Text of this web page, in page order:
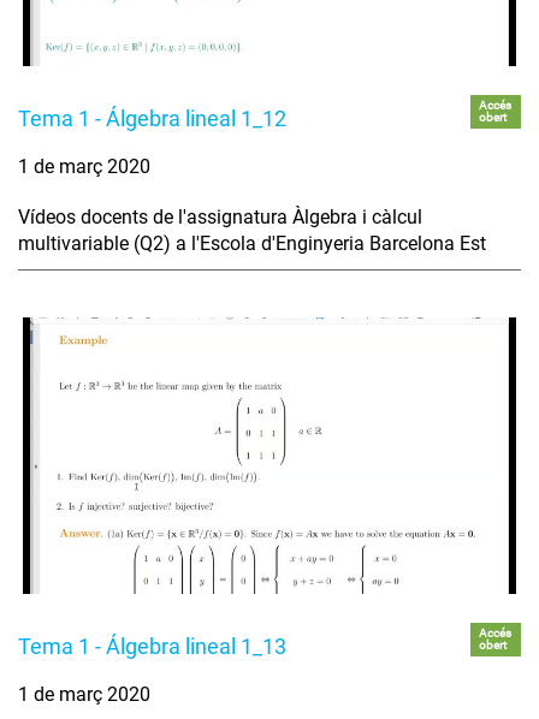
Tema 1 - Álgebra lineal 1_12
Accés
obert
1 de març 2020
Vídeos docents de l'assignatura Àlgebra i càlcul
multivariable (Q2) a l'Escola d'Enginyeria Barcelona Est
Tema 1 - Álgebra lineal 1_13
Accés
obert
1 de març 2020